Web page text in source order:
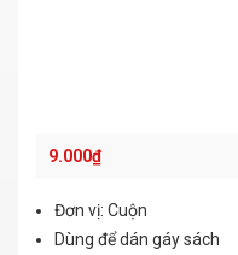
9.000₫
Đơn vị: Cuộn
Dùng để dán gáy sách